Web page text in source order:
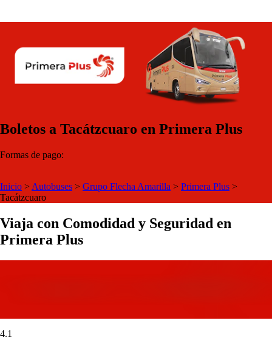
Boletos a Tacátzcuaro en Primera Plus
Formas de pago:
Inicio > Autobuses > Grupo Flecha Amarilla > Primera Plus >
Tacátzcuaro
Viaja con Comodidad y Seguridad en
Primera Plus
4.1